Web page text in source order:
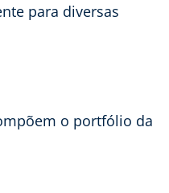
para diversas
o portfólio da